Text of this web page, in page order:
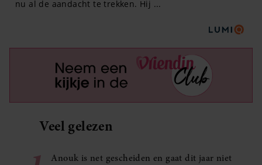
Veel gelezen
Anouk is net gescheiden en gaat dit jaar niet